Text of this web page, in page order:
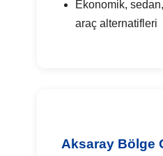
Ekonomik,
araç alternatifleri
Aksaray Bölge